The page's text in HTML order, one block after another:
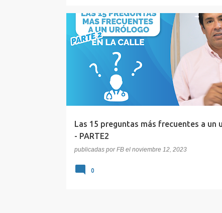
Las 15 preguntas más frecuentes a un
- PARTE2
publicadas porFB el noviembre 12, 2023
DIAADIA ERECCIÓN ORINAR PREGUNTAS
PRÓSTATA SEXUALIDAD
0